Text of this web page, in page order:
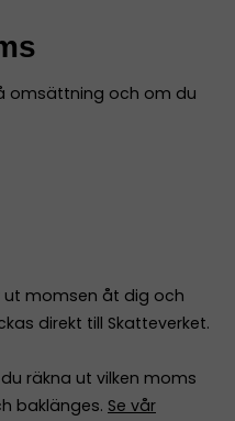
omsättning och om du
momsen åt dig och
direkt till Skatteverket.
räkna ut vilken moms
baklänges. Se vår